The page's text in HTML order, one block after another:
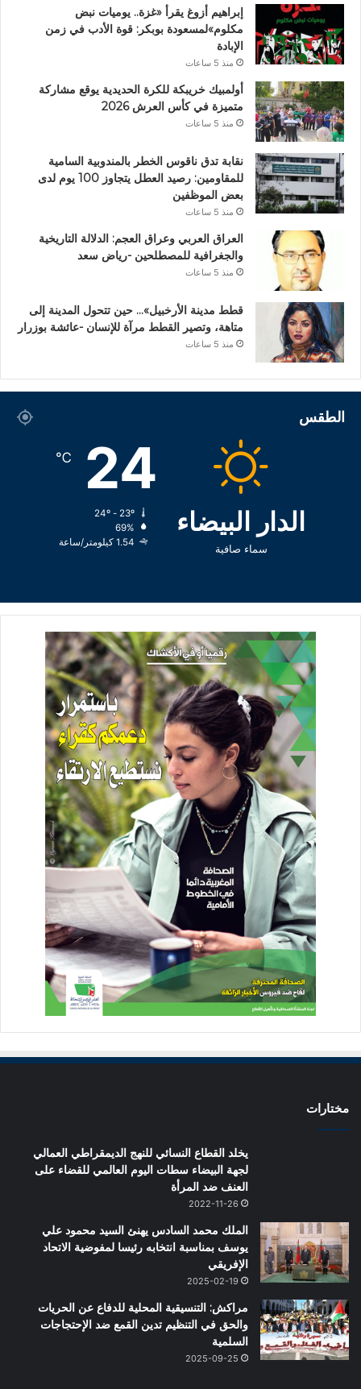
إبراهيم أزوغ يقرأ «غزة.. يوميات نبض
مكلوم»لمسعودة بوبكر: قوة الأدب في زمن
الإبادة
منذ 5 ساعات
أولمبيك خريبكة للكرة الحديدية يوقع مشاركة
متميزة في كأس العرش 2026
منذ 5 ساعات
نقابة تدق ناقوس الخطر بالمندوبية السامية
للمقاومين: رصيد العطل يتجاوز 100 يوم لدى
بعض الموظفين
منذ 5 ساعات
العراق العربي وعراق العجم: الدلالة التاريخية
والجغرافية للمصطلحين -رياض سعد
منذ 5 ساعات
قطط مدينة الأرخبيل»… حين تتحول المدينة إلى
متاهة، وتصير القطط مرآة للإنسان -عائشة بوزرار
منذ 5 ساعات
الطقس
الدار البيضاء
سماء صافية
24
℃
69%
1.54 كيلومتر/ساعة
مختارات
يخلد القطاع النسائي للنهج الديمقراطي العمالي
لجهة البيضاء سطات اليوم العالمي للقضاء على
العنف ضد المرأة
2022-11-26
الملك محمد السادس يهنئ السيد محمود علي
يوسف بمناسبة انتخابه رئيسا لمفوضية الاتحاد
الإفريقي
2025-02-19
مراكش: التنسيقية المحلية للدفاع عن الحريات
والحق في التنظيم تدين القمع ضد الإحتجاجات
السلمية
2025-09-25